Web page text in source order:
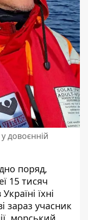
довоєнній
поряд,
15 тисяч
їхні
зараз учасник